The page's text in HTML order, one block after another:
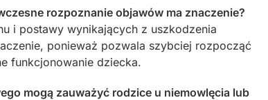
rozpoznanie objawów ma znaczenie?
i postawy wynikających z uszkodzenia
ponieważ pozwala szybciej rozpocząć
funkcjonowanie dziecka.
mogą zauważyć rodzice u niemowlęcia lub